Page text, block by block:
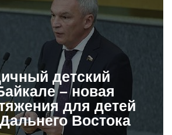
детский
– новая
для детей
Востока